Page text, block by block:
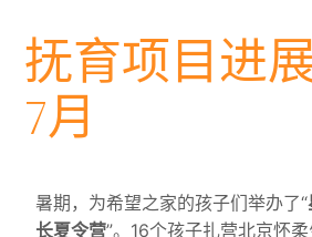
抚育项目进
7月
暑期，为希望之家的孩子们举办了“
长夏令营”。16个孩子扎营北京怀